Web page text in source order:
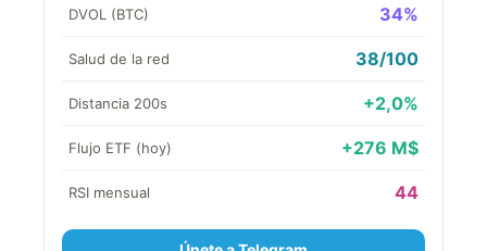
DVOL (BTC) 34%
Salud de la red 38/100
Distancia 200s +2,0%
Flujo ETF (hoy) +276 M$
RSI mensual 44